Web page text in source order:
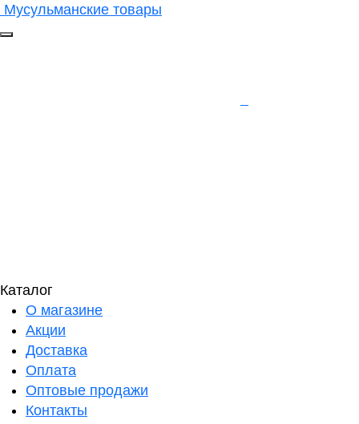
Мусульманские товары
Каталог
О магазине
Акции
Доставка
Оплата
Оптовые продажи
Контакты